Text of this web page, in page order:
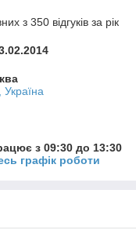
з 350 відгуків за рік
Україна
з 09:30 до 13:30
графік роботи